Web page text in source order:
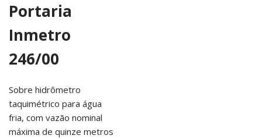
Portaria
Inmetro
246/00
Sobre hidrômetro
taquimétrico para água
fria, com vazão nominal
máxima de quinze metros